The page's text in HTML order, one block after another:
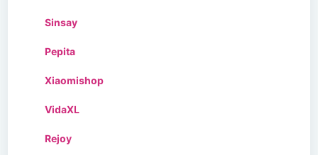
Sinsay
Pepita
Xiaomishop
VidaXL
Rejoy